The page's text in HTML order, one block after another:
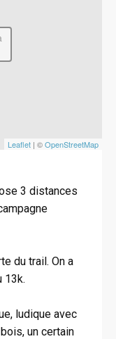
Leaflet | ©OpenStreetMap
3 distances
du trail. On a
13k.
ludique avec
un certain